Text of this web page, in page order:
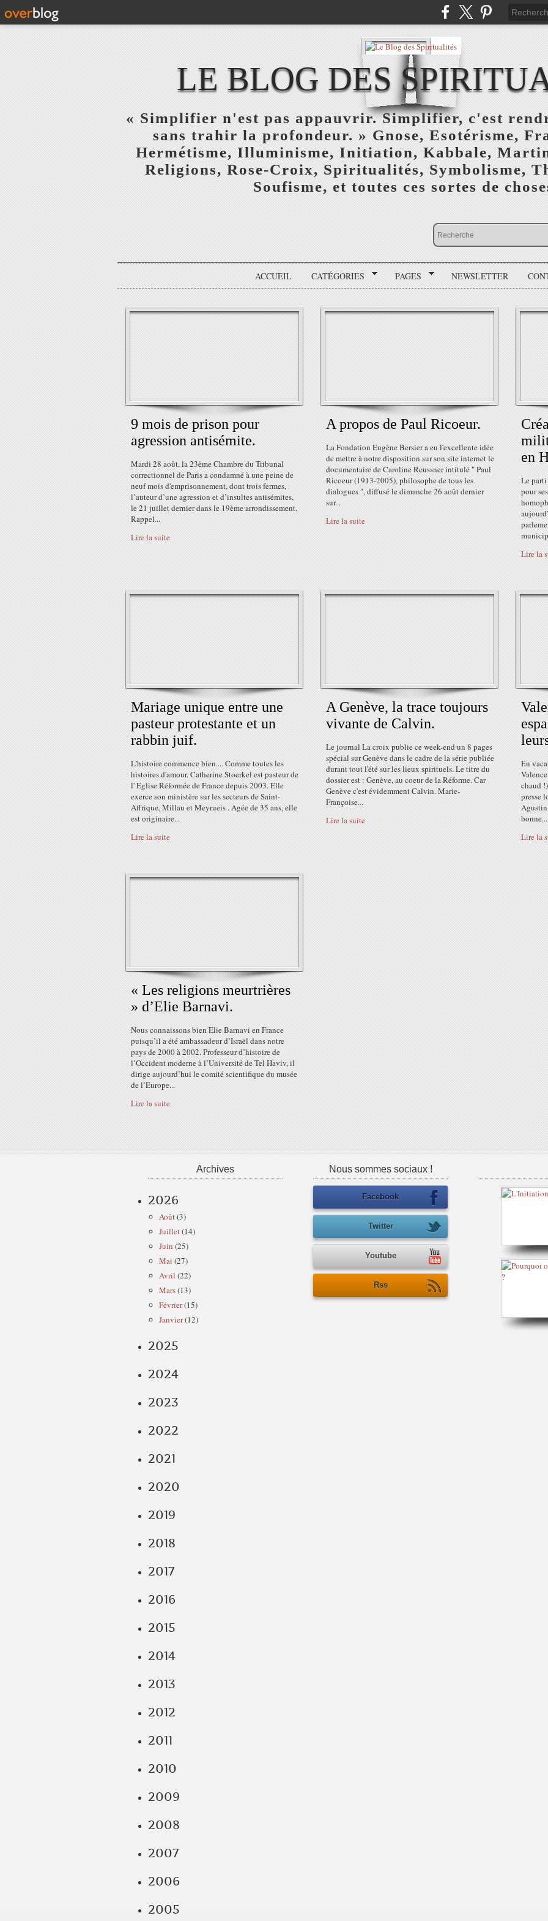
LE BLOG DES
« Simplifier n'est pas appauvrir. Simplifier, c'est
sans trahir la profondeur. » Gnose, Esotérisme,
Hermétisme, Illuminisme, Initiation, Kabbale,
Religions, Rose-Croix, Spiritualités, Symbolisme,
Soufisme, et toutes ces sortes de
ACCUEIL CATÉGORIES PAGES NEWSLETTER
9 mois de prison pour
agression antisémite.
Mardi 28 août, la 23ème Chambre du Tribunal
correctionnel de Paris a condamné à une peine de
neuf mois d'emprisonnement, dont trois fermes,
l’auteur d’une agression et d’insultes antisémites,
le 21 juillet dernier dans le 19ème arrondissement.
Rappel...
Lire la suite
A propos de Paul Ricoeur.
La Fondation Eugène Bersier a eu l'excellente idée
de mettre à notre disposition sur son site internet le
documentaire de Caroline Reussner intitulé " Paul
Ricoeur (1913-2005), philosophe de tous les
dialogues ", diffusé le dimanche 26 août dernier
sur...
Lire la suite
en
Le
pour
Lire la
Mariage unique entre une
pasteur protestante et un
rabbin juif.
L'histoire commence bien.... Comme toutes les
histoires d'amour. Catherine Stoerkel est pasteur de
l' Eglise Réformée de France depuis 2003. Elle
exerce son ministère sur les secteurs de Saint-
Affrique, Millau et Meyrueis . Agée de 35 ans, elle
est originaire...
Lire la suite
A Genève, la trace toujours
vivante de Calvin.
Le journal La croix publie ce week-end un 8 pages
spécial sur Genève dans le cadre de la série publiée
durant tout l'été sur les lieux spirituels. Le titre du
dossier est : Genève, au coeur de la Réforme. Car
Genève c'est évidemment Calvin. Marie-
Françoise...
Lire la suite
En
chaud
presse
Agustin
bonne...
Lire la
« Les religions meurtrières
» d’Elie Barnavi.
Nous connaissons bien Elie Barnavi en France
puisqu’il a été ambassadeur d’Israël dans notre
pays de 2000 à 2002. Professeur d’histoire de
l’Occident moderne à l’Université de Tel Haviv, il
dirige aujourd’hui le comité scientifique du musée
de l’Europe...
Lire la suite
Archives
2026
Août(3)
Juillet(14)
Juin (25)
Mai (27)
Avril (22)
Mars(13)
Février(15)
Janvier(12)
2025
2024
2023
2022
2021
2020
2019
2018
2017
2016
2015
2014
2013
2012
2011
2010
2009
2008
2007
2006
2005
Nous sommes sociaux !
Facebook
Twitter
Youtube
Rss